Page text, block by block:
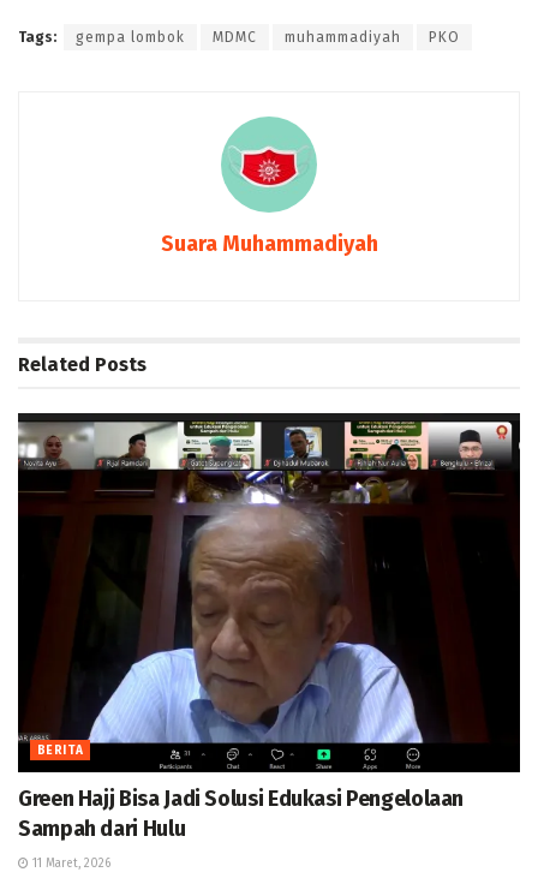
Tags: gempa lombok MDMC muhammadiyah PKO
Suara Muhammadiyah
Related Posts
BERITA
Green Hajj Bisa Jadi Solusi Edukasi Pengelolaan
Sampah dari Hulu
11 Maret, 2026